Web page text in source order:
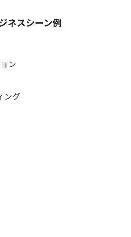
ネスシーン例
ン
ング